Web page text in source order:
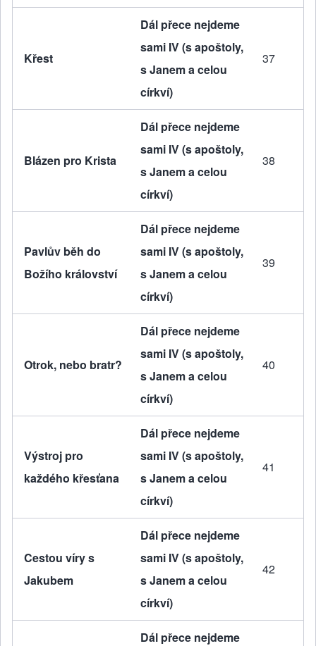
Křest
Dál přece nejdeme
sami IV (s apoštoly,
s Janem a celou
církví)
37
Blázen pro Krista
Dál přece nejdeme
sami IV (s apoštoly,
s Janem a celou
církví)
38
Pavlův běh do
Božího království
Dál přece nejdeme
sami IV (s apoštoly,
s Janem a celou
církví)
39
Otrok, nebo bratr?
Dál přece nejdeme
sami IV (s apoštoly,
s Janem a celou
církví)
40
Výstroj pro
každého křesťana
Dál přece nejdeme
sami IV (s apoštoly,
s Janem a celou
církví)
41
Cestou víry s
Jakubem
Dál přece nejdeme
sami IV (s apoštoly,
s Janem a celou
církví)
42
Dál přece nejdeme